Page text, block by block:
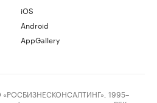
iOS
Android
AppGallery
1995–